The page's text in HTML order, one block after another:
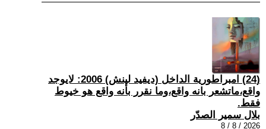
(24) امبراطورية الداخل (ديفيد لينش) 2006: لايوجد
واقع،ماتشعر بانه واقع،وما نقرر بأنه واقع هو خيوط
فقط.
بلال سمير الصدّر
2026 / 8 / 8